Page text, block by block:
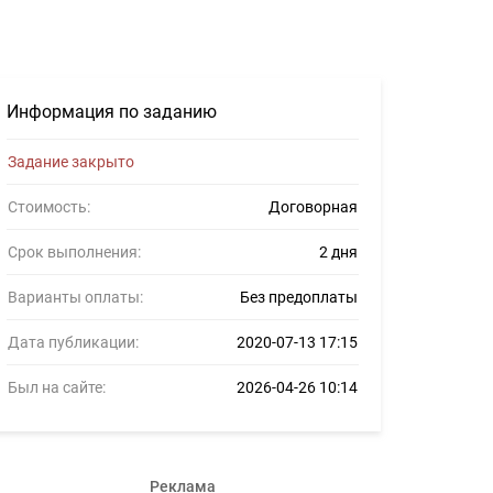
Информация по заданию
Задание закрыто
Стоимость: Договорная
Срок выполнения: 2 дня
Варианты оплаты: Без предоплаты
Дата публикации: 2020-07-13 17:15
Был на сайте: 2026-04-26 10:14
Реклама